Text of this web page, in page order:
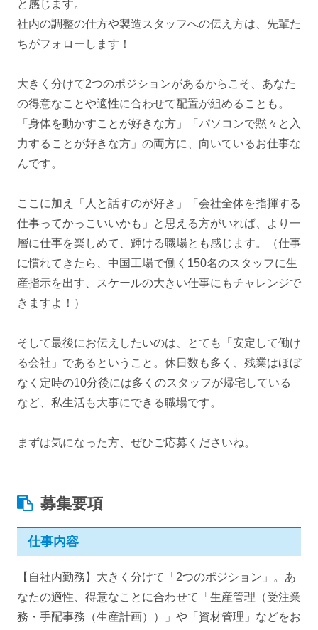
と感じます。
社内の調整の仕方や製造スタッフへの伝え方は、先輩た
ちがフォローします！
大きく分けて2つのポジションがあるからこそ、あなた
の得意なことや適性に合わせて配置が組めることも。
「身体を動かすことが好きな方」「パソコンで黙々と入
力することが好きな方」の両方に、向いているお仕事な
んです。
ここに加え「人と話すのが好き」「会社全体を指揮する
仕事ってかっこいいかも」と思える方がいれば、より一
層に仕事を楽しめて、輝ける職場とも感じます。（仕事
に慣れてきたら、中国工場で働く150名のスタッフに生
産指示を出す、スケールの大きい仕事にもチャレンジで
きますよ！）
そして最後にお伝えしたいのは、とても「安定して働け
る会社」であるということ。休日数も多く、残業はほぼ
なく定時の10分後には多くのスタッフが帰宅している
など、私生活も大事にできる職場です。
まずは気になった方、ぜひご応募くださいね。
募集要項
仕事内容
【自社内勤務】大きく分けて「2つのポジション」。あ
なたの適性、得意なことに合わせて「生産管理（受注業
務・手配事務（生産計画））」や「資材管理」などをお